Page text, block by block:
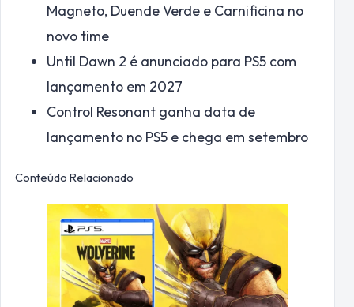
Magneto, Duende Verde e Carnificina no
novo time
Until Dawn 2 é anunciado para PS5 com
lançamento em 2027
Control Resonant ganha data de
lançamento no PS5 e chega em setembro
Conteúdo Relacionado